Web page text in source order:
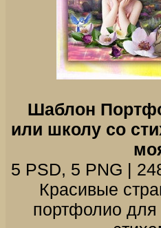
Шаблон
или школу со
5 PSD, 5 PNG |
Красивые
портфолио